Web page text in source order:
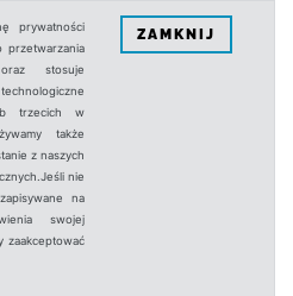
prywatności
przetwarzania
stosuje
trzecich w
także
z naszych
nie
na
swojej
zaakceptować
ZAMKNIJ